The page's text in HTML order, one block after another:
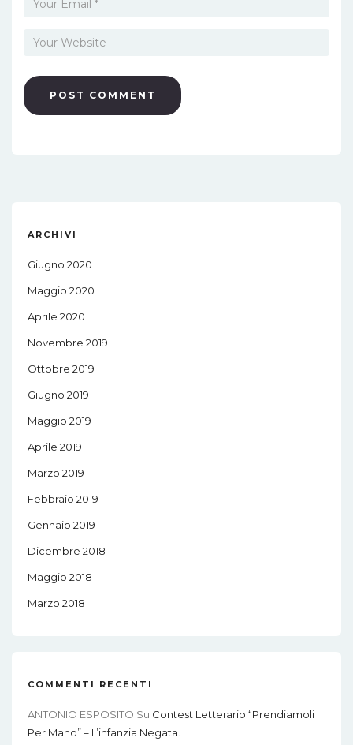
ARCHIVI
Giugno 2020
Maggio 2020
Aprile 2020
Novembre 2019
Ottobre 2019
Giugno 2019
Maggio 2019
Aprile 2019
Marzo 2019
Febbraio 2019
Gennaio 2019
Dicembre 2018
Maggio 2018
Marzo 2018
COMMENTI RECENTI
ANTONIO ESPOSITO Su Contest Letterario “Prendiamoli
Per Mano” – L’infanzia Negata.